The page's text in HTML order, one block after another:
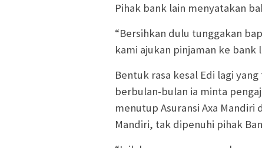
Pihak bank lain menyatakan
“Bersihkan dulu tunggakan
kami ajukan pinjaman ke bank
Bentuk rasa kesal Edi lagi
berbulan-bulan ia minta
menutup Asuransi Axa
Mandiri, tak dipenuhi pihak